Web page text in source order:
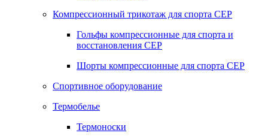
Компрессионный трикотаж для спорта СЕР
Гольфы компрессионные для спорта и
восстановления СЕР
Шорты компрессионные для спорта СЕР
Спортивное оборудование
Термобелье
Термоноски